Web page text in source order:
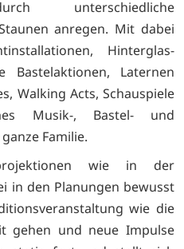
unterschiedliche
anregen. Mit dabei
Hinterglas-
Bastelaktionen, Laternen
Walking Acts, Schauspiele
Musik-, Bastel- und
Familie.
wie in der
in den Planungen bewusst
wie die
gehen und neue Impulse